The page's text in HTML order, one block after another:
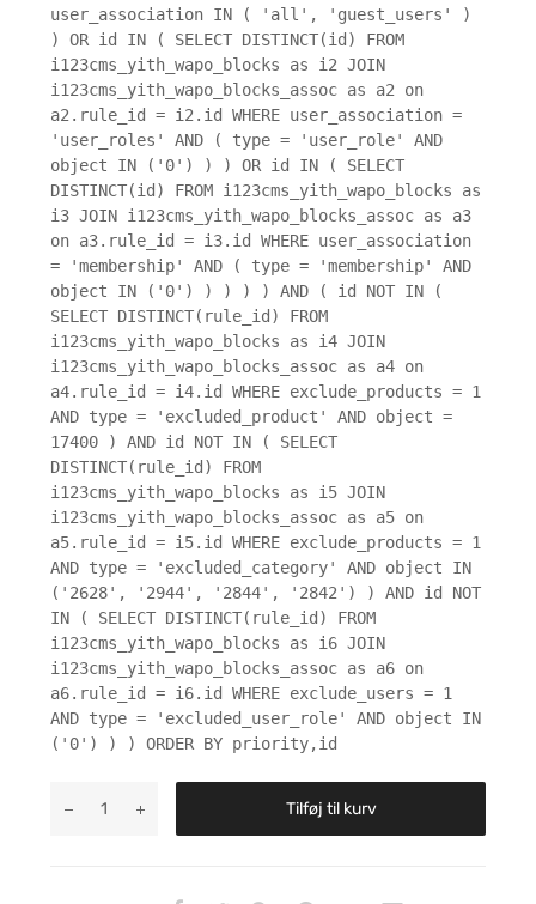
user_association IN ( 'all', 'guest_users' )
) OR id IN ( SELECT DISTINCT(id) FROM
i123cms_yith_wapo_blocks as i2 JOIN
i123cms_yith_wapo_blocks_assoc as a2 on
a2.rule_id = i2.id WHERE user_association =
'user_roles' AND ( type = 'user_role' AND
object IN ('0') ) ) OR id IN ( SELECT
DISTINCT(id) FROM i123cms_yith_wapo_blocks as
i3 JOIN i123cms_yith_wapo_blocks_assoc as a3
on a3.rule_id = i3.id WHERE user_association
= 'membership' AND ( type = 'membership' AND
object IN ('0') ) ) ) ) AND ( id NOT IN (
SELECT DISTINCT(rule_id) FROM
i123cms_yith_wapo_blocks as i4 JOIN
i123cms_yith_wapo_blocks_assoc as a4 on
a4.rule_id = i4.id WHERE exclude_products = 1
AND type = 'excluded_product' AND object =
17400 ) AND id NOT IN ( SELECT
DISTINCT(rule_id) FROM
i123cms_yith_wapo_blocks as i5 JOIN
i123cms_yith_wapo_blocks_assoc as a5 on
a5.rule_id = i5.id WHERE exclude_products = 1
AND type = 'excluded_category' AND object IN
('2628', '2944', '2844', '2842') ) AND id NOT
IN ( SELECT DISTINCT(rule_id) FROM
i123cms_yith_wapo_blocks as i6 JOIN
i123cms_yith_wapo_blocks_assoc as a6 on
a6.rule_id = i6.id WHERE exclude_users = 1
AND type = 'excluded_user_role' AND object IN
('0') ) ) ORDER BY priority,id
Tilføj til kurv